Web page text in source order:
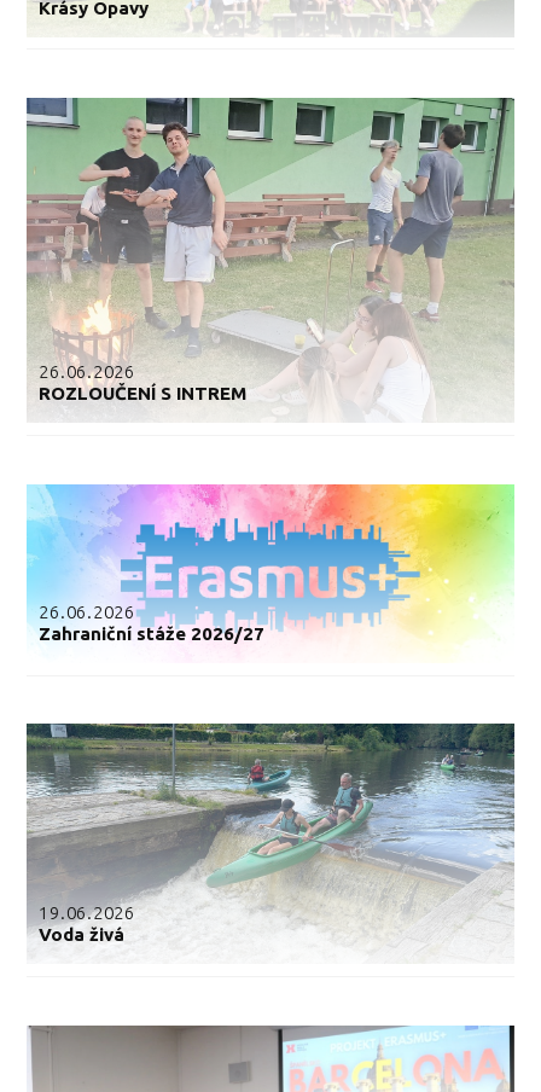
Krásy Opavy
26.06.2026
ROZLOUČENÍ S INTREM
26.06.2026
Zahraniční stáže 2026/27
19.06.2026
Voda živá